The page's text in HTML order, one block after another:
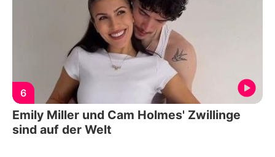
6
Emily Miller und Cam Holmes' Zwillinge
sind auf der Welt